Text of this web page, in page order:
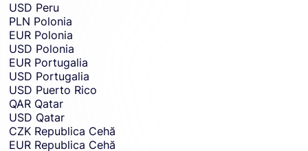
USD Peru
PLN Polonia
EUR Polonia
USD Polonia
EUR Portugalia
USD Portugalia
USD Puerto Rico
QAR Qatar
USD Qatar
CZK Republica Cehă
EUR Republica Cehă